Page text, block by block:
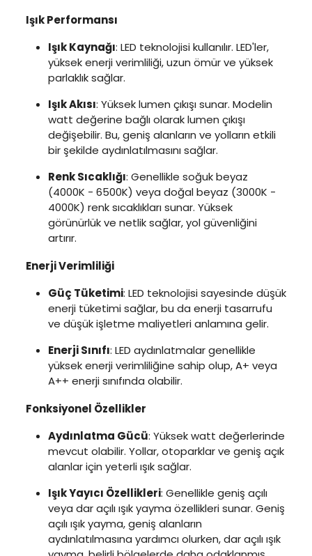
Işık Performansı
Işık Kaynağı: LED teknolojisi kullanılır. LED'ler,
yüksek enerji verimliliği, uzun ömür ve yüksek
parlaklık sağlar.
Işık Akısı: Yüksek lumen çıkışı sunar. Modelin
watt değerine bağlı olarak lumen çıkışı
değişebilir. Bu, geniş alanların ve yolların etkili
bir şekilde aydınlatılmasını sağlar.
Renk Sıcaklığı: Genellikle soğuk beyaz
(4000K - 6500K) veya doğal beyaz (3000K -
4000K) renk sıcaklıkları sunar. Yüksek
görünürlük ve netlik sağlar, yol güvenliğini
artırır.
Enerji Verimliliği
Güç Tüketimi: LED teknolojisi sayesinde düşük
enerji tüketimi sağlar, bu da enerji tasarrufu
ve düşük işletme maliyetleri anlamına gelir.
Enerji Sınıfı: LED aydınlatmalar genellikle
yüksek enerji verimliliğine sahip olup, A+ veya
A++ enerji sınıfında olabilir.
Fonksiyonel Özellikler
Aydınlatma Gücü: Yüksek watt değerlerinde
mevcut olabilir. Yollar, otoparklar ve geniş açık
alanlar için yeterli ışık sağlar.
Işık Yayıcı Özellikleri: Genellikle geniş açılı
veya dar açılı ışık yayma özellikleri sunar. Geniş
açılı ışık yayma, geniş alanların
aydınlatılmasına yardımcı olurken, dar açılı ışık